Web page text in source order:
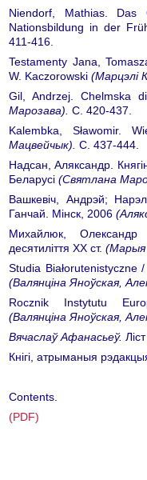
Niendorf, Mathias. Das
Nationsbildung in der
411-416.
Testamenty Jana,
W. Kaczorowski(Марцэлі
Gil, Andrzej. Chelmska
Марозава) .С. 420-437.
Kalembka, Sławomir.
Мацвейчык) .С. 437-444.
Надсан, Аляксандр.
Беларусі(Святлана
Вашкевіч, Андрэй;
Ганчай. Мінск, 2006
Михайлюк,
десятиліття XX ст.(Марыя
Studia Białorutenistyczne
(Валянціна Яноўская,
Rocznik Instytutu
(Валянціна Яноўская,
Вячаслаў Афанасьеў.
Кнігі, атрыманыя
Contents.
(PDF)